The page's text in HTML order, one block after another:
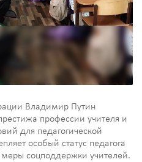
Владимир Путин
профессии учителя и
для педагогической
особый статус педагога
меры соцподдержки учителей.